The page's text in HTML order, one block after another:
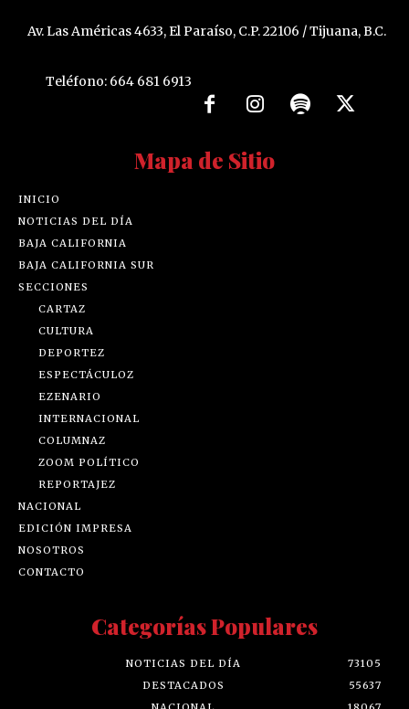
Av. Las Américas 4633, El Paraíso, C.P. 22106 / Tijuana, B.C.
Teléfono: 664 681 6913
Mapa de Sitio
INICIO
NOTICIAS DEL DÍA
BAJA CALIFORNIA
BAJA CALIFORNIA SUR
SECCIONES
CARTAZ
CULTURA
DEPORTEZ
ESPECTÁCULOZ
EZENARIO
INTERNACIONAL
COLUMNAZ
ZOOM POLÍTICO
REPORTAJEZ
NACIONAL
EDICIÓN IMPRESA
NOSOTROS
CONTACTO
Categorías Populares
NOTICIAS DEL DÍA
73105
DESTACADOS
55637